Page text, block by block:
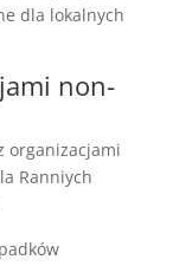
dla lokalnych
non-
organizacjami
Ranniych